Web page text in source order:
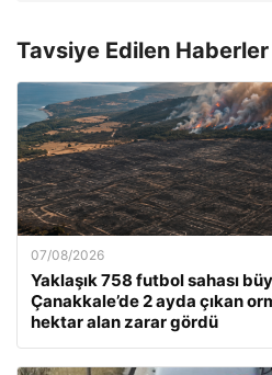
Tavsiye Edilen Haberler
07/08/2026
Yaklaşık 758 futbol sahası
Çanakkale’de 2 ayda çıkan
hektar alan zarar gördü